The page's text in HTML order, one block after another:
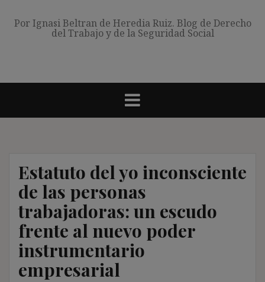
Por Ignasi Beltran de Heredia Ruiz. Blog de Derecho
del Trabajo y de la Seguridad Social
Estatuto del yo inconsciente
de las personas
trabajadoras: un escudo
frente al nuevo poder
instrumentario
empresarial